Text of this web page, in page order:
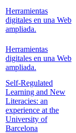
Herramientas
digitales en una Web
ampliada.
Herramientas
digitales en una Web
ampliada.
Self-Regulated
Learning and New
Literacies: an
experience at the
University of
Barcelona